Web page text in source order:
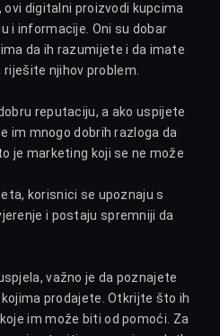
digitalni proizvodi kupcima
i informacije. Oni su dobar
da ih razumijete i da imate
njihov problem.
reputaciju, a ako uspijete
im mnogo dobrih razloga da
je marketing koji se ne može
korisnici se upoznaju s
i postaju spremniji da
važno je da poznajete
prodajete. Otkrijte što ih
koje im može biti od pomoći. Za